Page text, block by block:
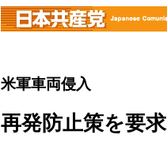
米軍車両侵入
再発防止策を要求